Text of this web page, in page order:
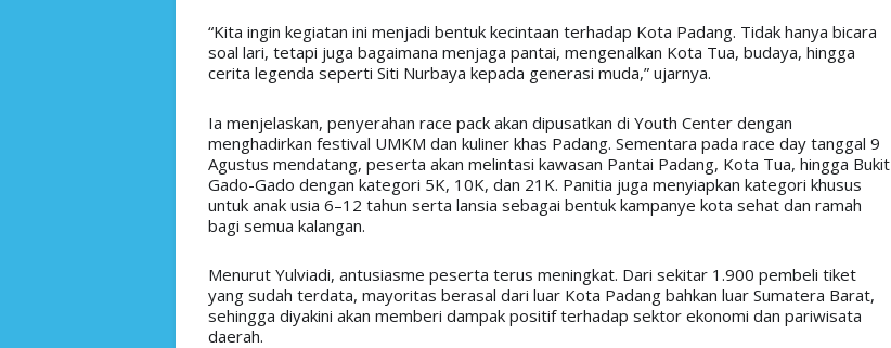
“Kita ingin kegiatan ini menjadi bentuk kecintaan terhadap Kota Padang. Tidak hanya bicara
soal lari, tetapi juga bagaimana menjaga pantai, mengenalkan Kota Tua, budaya, hingga
cerita legenda seperti Siti Nurbaya kepada generasi muda,” ujarnya.
Ia menjelaskan, penyerahan race pack akan dipusatkan di Youth Center dengan
menghadirkan festival UMKM dan kuliner khas Padang. Sementara pada race day tanggal 9
Agustus mendatang, peserta akan melintasi kawasan Pantai Padang, Kota Tua, hingga Bukit
Gado-Gado dengan kategori 5K, 10K, dan 21K. Panitia juga menyiapkan kategori khusus
untuk anak usia 6–12 tahun serta lansia sebagai bentuk kampanye kota sehat dan ramah
bagi semua kalangan.
Menurut Yulviadi, antusiasme peserta terus meningkat. Dari sekitar 1.900 pembeli tiket
yang sudah terdata, mayoritas berasal dari luar Kota Padang bahkan luar Sumatera Barat,
sehingga diyakini akan memberi dampak positif terhadap sektor ekonomi dan pariwisata
daerah.